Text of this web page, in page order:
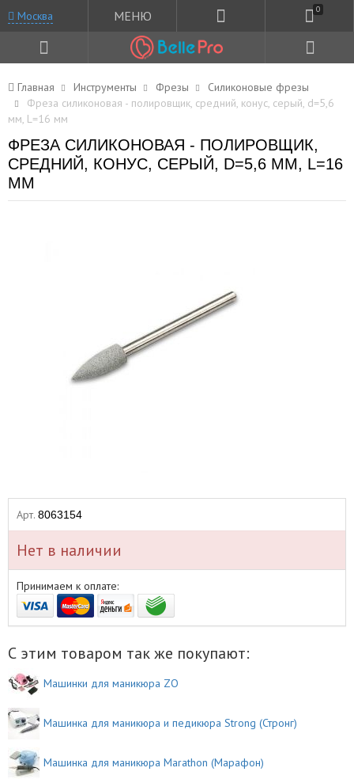
Москва МЕНЮ 0
Главная Инструменты Фрезы
Силиконовые фрезы
Фреза силиконовая - полировщик, средний, конус, серый, d=5,6
мм, L=16 мм
ФРЕЗА СИЛИКОНОВАЯ - ПОЛИРОВЩИК,
СРЕДНИЙ, КОНУС, СЕРЫЙ, D=5,6 ММ, L=16
ММ
Арт. 8063154
Нет в наличии
Принимаем к оплате:
С этим товаром так же покупают:
Машинки для маникюра ZO
Машинка для маникюра и педикюра Strong (Стронг)
Машинка для маникюра Marathon (Марафон)